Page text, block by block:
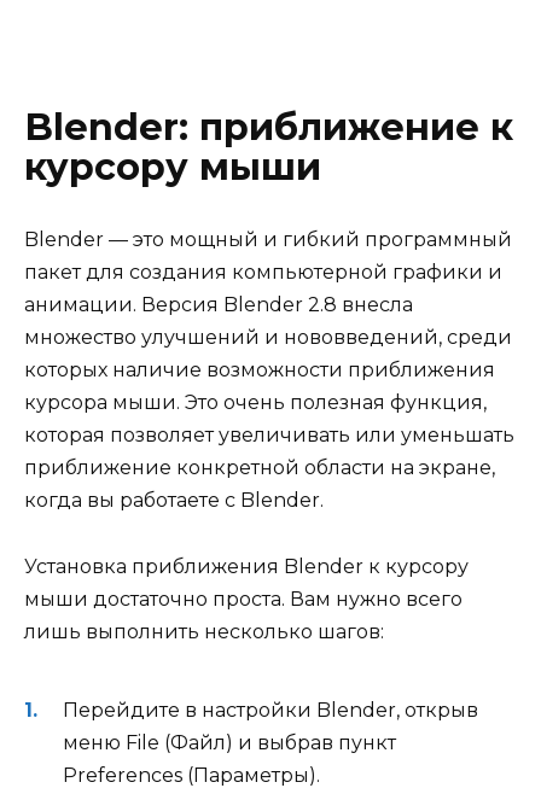
Blender: приближение к
курсору мыши
Blender — это мощный и гибкий программный
пакет для создания компьютерной графики и
анимации. Версия Blender 2.8 внесла
множество улучшений и нововведений, среди
которых наличие возможности приближения
курсора мыши. Это очень полезная функция,
которая позволяет увеличивать или уменьшать
приближение конкретной области на экране,
когда вы работаете с Blender.
Установка приближения Blender к курсору
мыши достаточно проста. Вам нужно всего
лишь выполнить несколько шагов:
Перейдите в настройки Blender, открыв
меню File (Файл) и выбрав пункт
Preferences (Параметры).